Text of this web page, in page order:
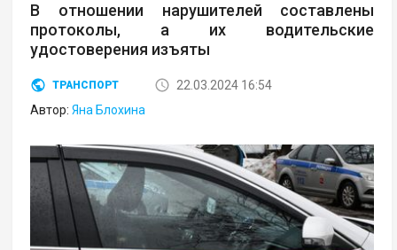
В отношении нарушителей составлены
протоколы, а их водительские
удостоверения изъяты
ТРАНСПОРТ
22.03.2024 16:54
Автор:Яна Блохина